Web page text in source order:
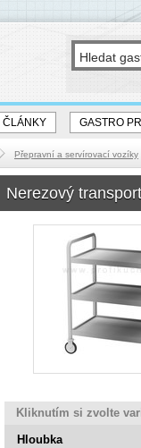
ČLÁNKY GASTRO
Přepravní a servírovací vozíky
Nerezový
Kliknutím si zvolte
Hloubka